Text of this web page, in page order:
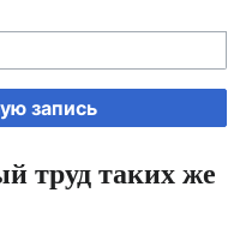
запись
труд таких же